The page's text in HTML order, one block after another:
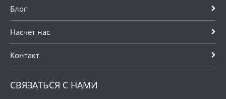
Блог
Насчет нас
Контакт
СВЯЗАТЬСЯ С НАМИ